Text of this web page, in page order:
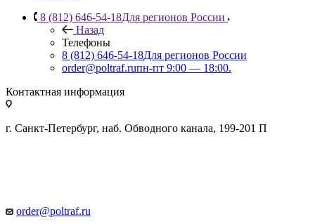
8 (812) 646-54-18Для регионов России
Назад
Телефоны
8 (812) 646-54-18Для регионов России
order@poltraf.ruпн-пт 9:00 — 18:00.
Контактная информация
г. Санкт-Петербург, наб. Обводного канала, 199-201 П
order@poltraf.ru